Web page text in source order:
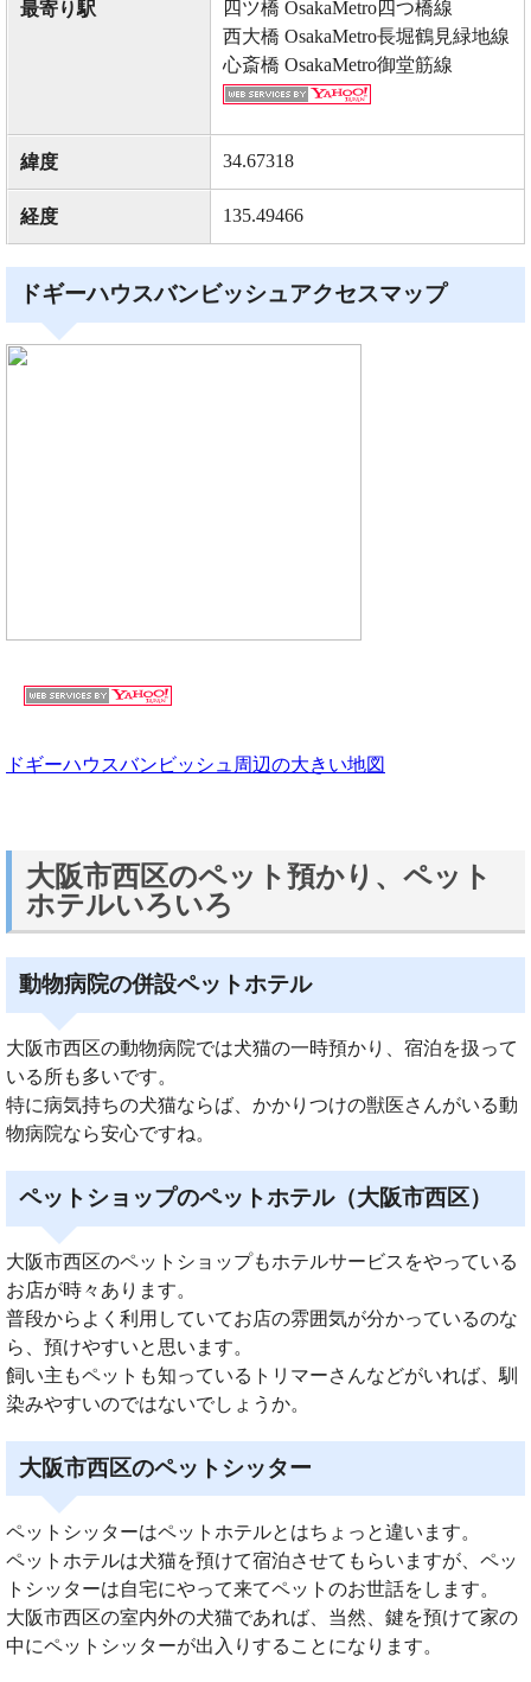
最寄り駅
四ツ橋 OsakaMetro四つ橋線
西大橋 OsakaMetro長堀鶴見緑地線
心斎橋 OsakaMetro御堂筋線
緯度 34.67318
経度 135.49466
ドギーハウスバンビッシュアクセスマップ
ドギーハウスバンビッシュ周辺の大きい地図
大阪市西区のペット預かり、ペット
ホテルいろいろ
動物病院の併設ペットホテル
大阪市西区の動物病院では犬猫の一時預かり、宿泊を扱って
いる所も多いです。
特に病気持ちの犬猫ならば、かかりつけの獣医さんがいる動
物病院なら安心ですね。
ペットショップのペットホテル（大阪市西区）
大阪市西区のペットショップもホテルサービスをやっている
お店が時々あります。
普段からよく利用していてお店の雰囲気が分かっているのな
ら、預けやすいと思います。
飼い主もペットも知っているトリマーさんなどがいれば、馴
染みやすいのではないでしょうか。
大阪市西区のペットシッター
ペットシッターはペットホテルとはちょっと違います。
ペットホテルは犬猫を預けて宿泊させてもらいますが、ペッ
トシッターは自宅にやって来てペットのお世話をします。
大阪市西区の室内外の犬猫であれば、当然、鍵を預けて家の
中にペットシッターが出入りすることになります。